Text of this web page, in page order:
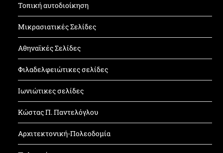
Τοπική αυτοδιοίκηση
Μικρασιατικές Σελίδες
Αθηναϊκές Σελίδες
Φιλαδελφειώτικες σελίδες
Ιωνιώτικες σελίδες
Κώστας Π. Παντελόγλου
Αρχιτεκτονική-Πολεοδομία